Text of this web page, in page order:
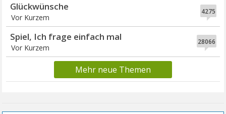
4275
Glückwünsche
Vor Kurzem
28066
Spiel, Ich frage einfach mal
Vor Kurzem
Mehr neue Themen